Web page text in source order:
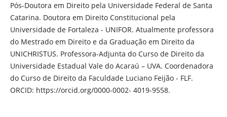
Pós-Doutora em Direito pela Universidade Federal de Santa
Catarina. Doutora em Direito Constitucional pela
Universidade de Fortaleza - UNIFOR. Atualmente professora
do Mestrado em Direito e da Graduação em Direito da
UNICHRISTUS. Professora-Adjunta do Curso de Direito da
Universidade Estadual Vale do Acaraú – UVA. Coordenadora
do Curso de Direito da Faculdade Luciano Feijão - FLF.
ORCID: https://orcid.org/0000-0002- 4019-9558.